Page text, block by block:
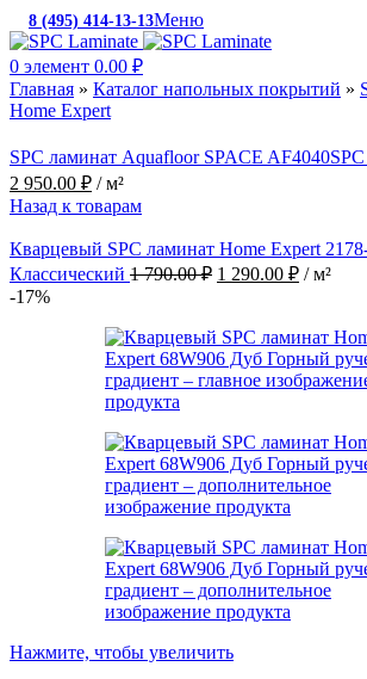
8 (495) 414-13-13Меню
0 элемент 0.00 ₽
Главная » Каталог напольных покрытий »
Home Expert
SPC ламинат Aquafloor SPACE AF4040SPC
2 950.00 ₽ / м²
Назад к товарам
Кварцевый SPC ламинат Home Expert
Классический 1 790.00₽ 1 290.00 ₽ / м²
-17%
Нажмите, чтобы увеличить